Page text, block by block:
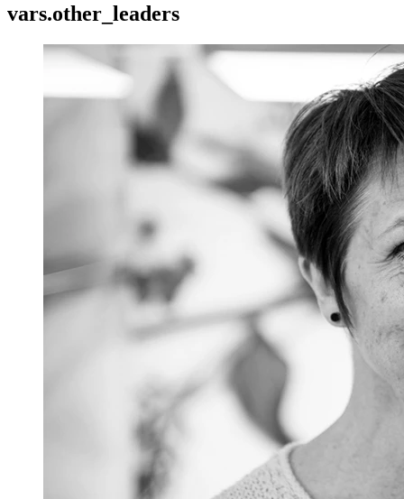
vars.other_leaders